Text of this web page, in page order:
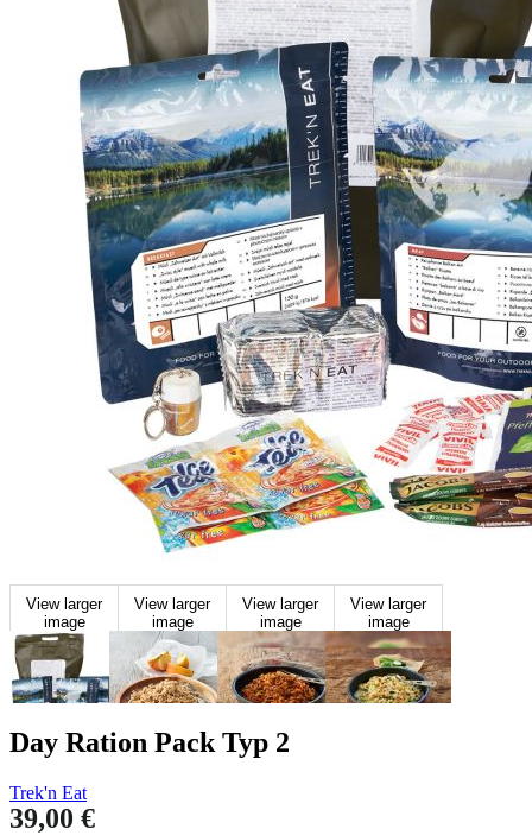
View larger
image
View larger
image
View larger
image
View larger
image
Day Ration Pack Typ 2
Trek'n Eat
39,00 €